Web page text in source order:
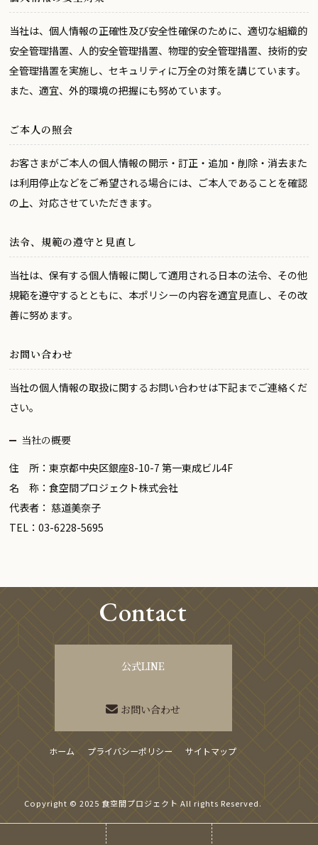
当社は、個人情報の正確性及び安全性確保のために、適切な組織的
安全管理措置、人的安全管理措置、物理的安全管理措置、技術的安
全管理措置を実施し、セキュリティに万全の対策を講じています。
また、適宜、外的環境の把握にも努めています。
ご本人の照会
お客さまがご本人の個人情報の開示・訂正・追加・削除・消去また
は利用停止などをご希望される場合には、ご本人であることを確認
の上、対応させていただきます。
法令、規範の遵守と見直し
当社は、保有する個人情報に関して適用される日本の法令、その他
規範を遵守するとともに、本ポリシーの内容を適宜見直し、その改
善に努めます。
お問い合わせ
当社の個人情報の取扱に関するお問い合わせは下記までご連絡くだ
さい。
当社の概要
住 所：東京都中央区銀座8-10-7 第一東成ビル4F
名 称：食空間プロジェクト株式会社
代表者： 慈道美奈⼦
TEL：03-6228-5695
Contact
公式LINE
お問い合わせ
ホーム プライバシーポリシー サイトマップ
Copyright © 2025 食空間プロジェクト All rights Reserved.